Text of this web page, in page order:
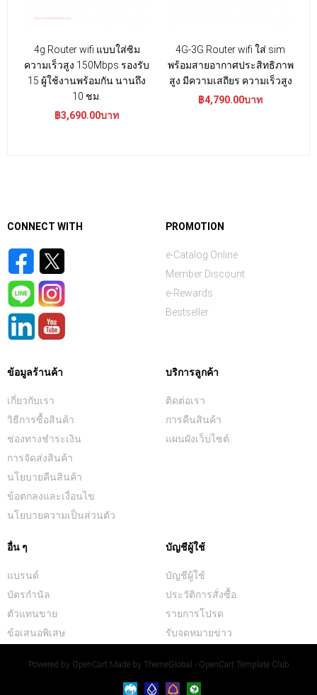
4g Router wifi แบบใส่ซิม
ความเร็วสูง 150Mbps รองรับ
15 ผู้ใช้งานพร้อมกัน นานถึง
10 ชม.
฿3,690.00บาท
4G-3G Router wifi ใส่ sim
พร้อมสายอากาศประสิทธิภาพ
สูง มีความเสถียร ความเร็วสูง
฿4,790.00บาท
CONNECT WITH PROMOTION
e-Catalog Online
Member Discount
e-Rewards
Bestseller
ข้อมูลร้านค้า
เกี่ยวกับเรา
วิธีการซื้อสินค้า
ช่องทางชำระเงิน
การจัดส่งสินค้า
นโยบายคืนสินค้า
ข้อตกลงและเงื่อนไข
นโยบายความเป็นส่วนตัว
บริการลูกค้า
ติดต่อเรา
การคืนสินค้า
แผนผังเว็บไซต์
อื่น ๆ
แบรนด์
บัตรกำนัล
ตัวแทนขาย
ข้อเสนอพิเสษ
บัญชีผู้ใช้
บัญชีผู้ใช้
ประวัติการสั่งซื้อ
รายการโปรด
รับจดหมายข่าว
Powered by OpenCart Made by ThemeGlobal - OpenCart Template Club